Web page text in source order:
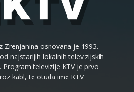
Zrenjanina osnovana je 1993.
najstarijih lokalnih televizijskih
Program televizije KTV je prvo
kabl, te otuda ime KTV.